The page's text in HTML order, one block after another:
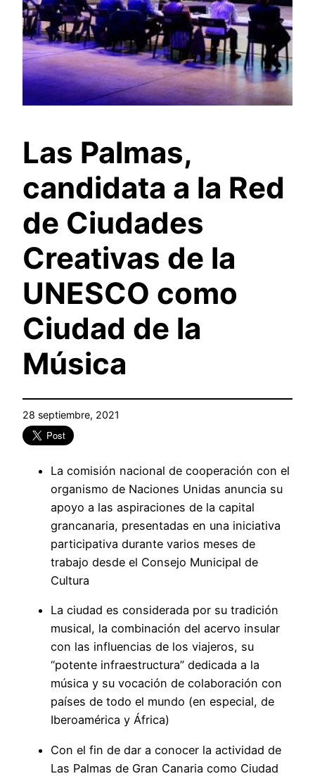
Las Palmas,
candidata a la Red
de Ciudades
Creativas de la
UNESCO como
Ciudad de la
Música
28 septiembre, 2021
La comisión nacional de cooperación con el
organismo de Naciones Unidas anuncia su
apoyo a las aspiraciones de la capital
grancanaria, presentadas en una iniciativa
participativa durante varios meses de
trabajo desde el Consejo Municipal de
Cultura
La ciudad es considerada por su tradición
musical, la combinación del acervo insular
con las influencias de los viajeros, su
“potente infraestructura” dedicada a la
música y su vocación de colaboración con
países de todo el mundo (en especial, de
Iberoamérica y África)
Con el fin de dar a conocer la actividad de
Las Palmas de Gran Canaria como Ciudad